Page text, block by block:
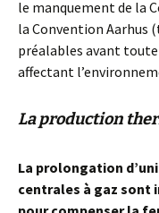
le manquement de la
la Convention Aarhus
préalables avant
affectant
La production
La prolongation
centrales à gaz sont